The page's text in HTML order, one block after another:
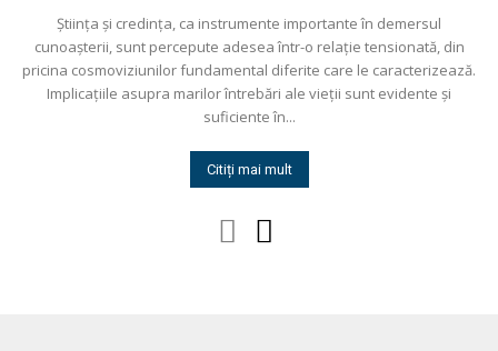
Știinţa și credinţa, ca instrumente importante în demersul
cunoașterii, sunt percepute adesea într-o relaţie tensionată, din
pricina cosmoviziunilor fundamental diferite care le caracterizează.
Implicaţiile asupra marilor întrebări ale vieţii sunt evidente și
suficiente în...
Citiți mai mult